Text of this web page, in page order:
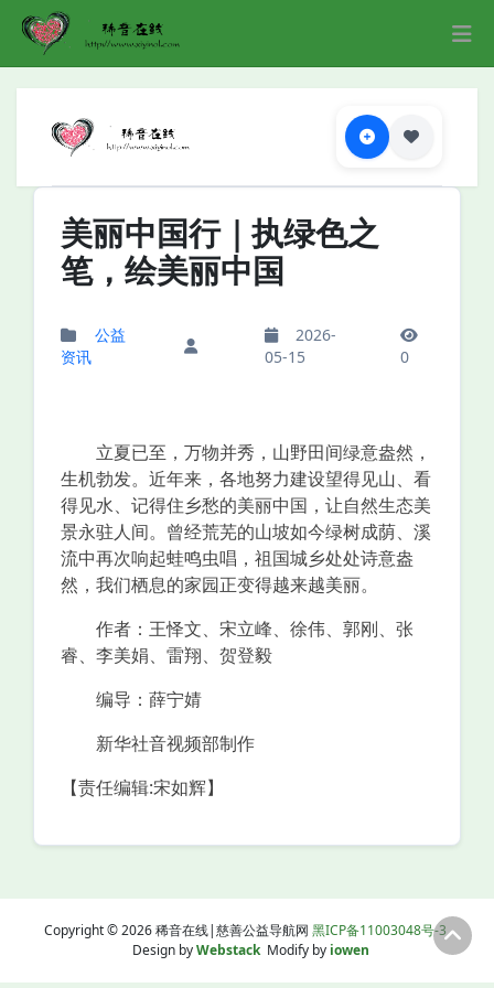
美丽中国行｜执绿色之
笔，绘美丽中国
公益
资讯
2026-
05-15
0
立夏已至，万物并秀，山野田间绿意盎然，
生机勃发。近年来，各地努力建设望得见山、看
得见水、记得住乡愁的美丽中国，让自然生态美
景永驻人间。曾经荒芜的山坡如今绿树成荫、溪
流中再次响起蛙鸣虫唱，祖国城乡处处诗意盎
然，我们栖息的家园正变得越来越美丽。
作者：王怿文、宋立峰、徐伟、郭刚、张
睿、李美娟、雷翔、贺登毅
编导：薛宁婧
新华社音视频部制作
【责任编辑:宋如辉】
Copyright © 2026 稀音在线|慈善公益导航网 黑ICP备11003048号-3
Design byWebstackModify by iowen